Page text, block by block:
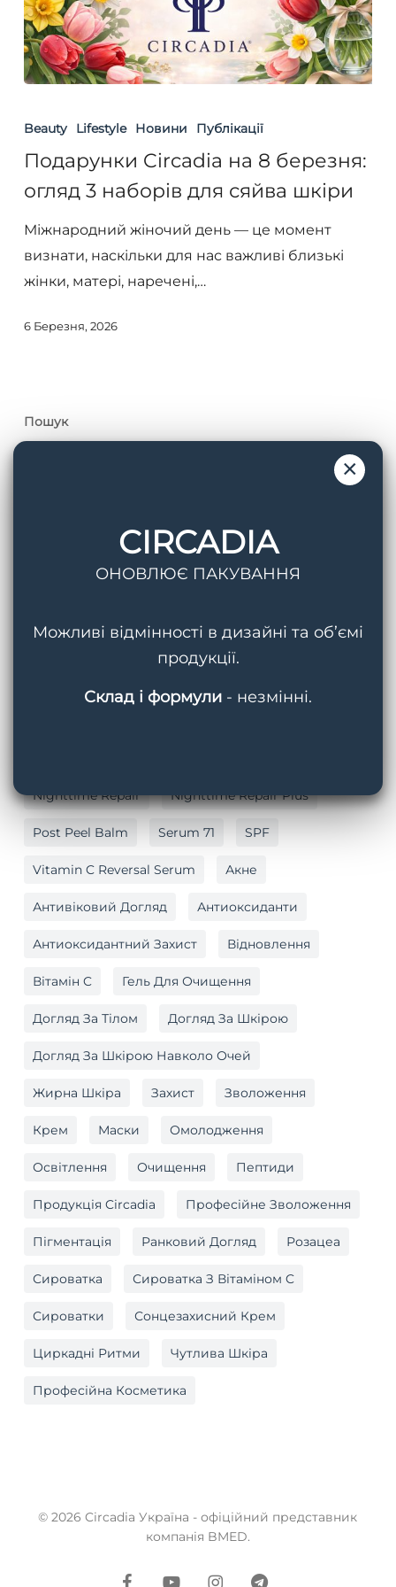
Circadia
8
березня:
огляд
3
наборів
сяйва
Beauty Lifestyle Новини Публікації
Подарунки Circadia на 8 березня:
огляд 3 наборів для сяйва шкіри
Міжнародний жіночий день — це момент
визнати, наскільки для нас важливі близькі
жінки, матері, наречені,…
6 Березня, 2026
Пошук
Nighttime Repair Nighttime Repair Plus
Post Peel Balm Serum 71 SPF
Vitamin C Reversal Serum Акне
Антивіковий Догляд Антиоксиданти
Антиоксидантний Захист Відновлення
Вітамін C Гель Для Очищення
Догляд За Тілом Догляд За Шкірою
Догляд За Шкірою Навколо Очей
Жирна Шкіра Захист Зволоження
Крем Маски Омолодження
Освітлення Очищення Пептиди
Продукція Circadia Професійне Зволоження
Пігментація Ранковий Догляд Розацеа
Сироватка Сироватка З Вітаміном C
Сироватки Сонцезахисний Крем
Циркадні Ритми Чутлива Шкіра
Професійна Косметика
© 2026 Circadia Україна - офіційний представник
компанія BMED.
facebookyoutubeinstagramtelegram
×
CIRCADIA
ОНОВЛЮЄ ПАКУВАННЯ
Можливі відмінності в дизайні та об’ємі
продукції.
Склад і формули - незмінні.